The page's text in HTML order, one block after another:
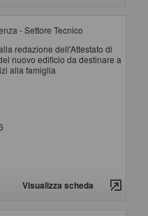
- Settore Tecnico
redazione dell'Attestato di
nuovo edificio da destinare a
alla famiglia
Visualizza scheda